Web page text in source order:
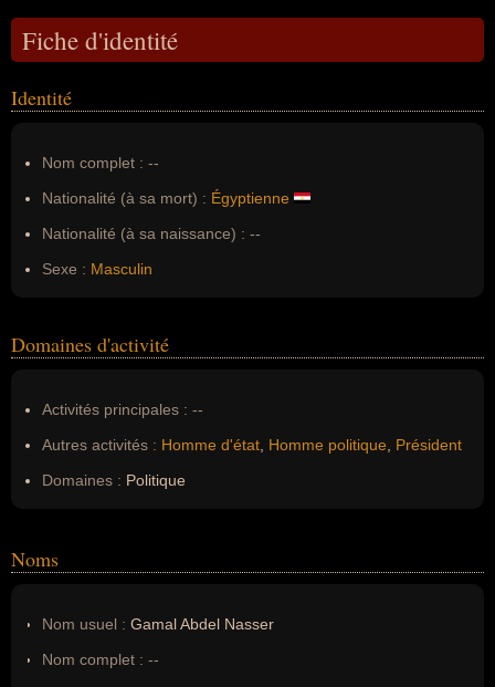
Fiche d'identité
Identité
Nom complet : --
Nationalité (à sa mort) : Égyptienne
Nationalité (à sa naissance) : --
Sexe : Masculin
Domaines d'activité
Activités principales : --
Autres activités : Homme d'état Homme politique
Président
Domaines : Politique
Noms
Nom usuel : Gamal Abdel Nasser
Nom complet : --